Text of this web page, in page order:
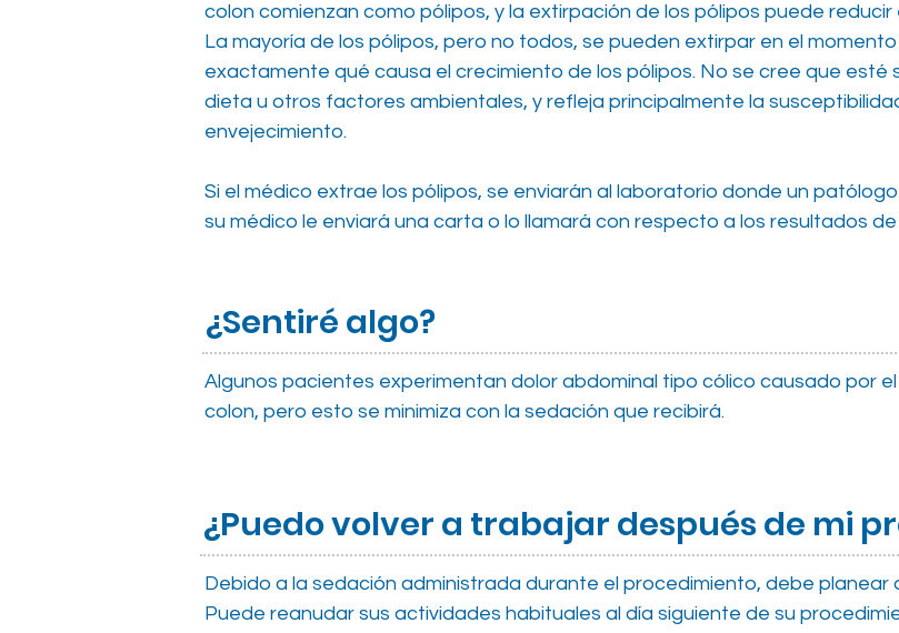
colon comienzan como pólipos, y la extirpación de los pólipos puede
La mayoría de los pólipos, pero no todos, se pueden extirpar en el
exactamente qué causa el crecimiento de los pólipos. No se cree que
dieta u otros factores ambientales, y refleja principalmente la
envejecimiento.
Si el médico extrae los pólipos, se enviarán al laboratorio donde un
su médico le enviará una carta o lo llamará con respecto a los resultados
¿Sentiré algo?
Algunos pacientes experimentan dolor abdominal tipo cólico causado por
colon, pero esto se minimiza con la sedación que recibirá.
¿Puedo volver a trabajar después de mi
Debido a la sedación administrada durante el procedimiento, debe planear
Puede reanudar sus actividades habituales al día siguiente de su